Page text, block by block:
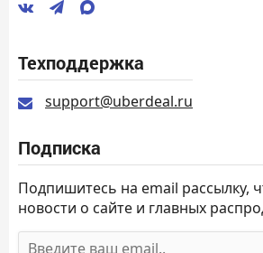
Техподдержка
support@uberdeal.ru
Подписка
Подпишитесь на email рассылку,
новости о сайте и главных